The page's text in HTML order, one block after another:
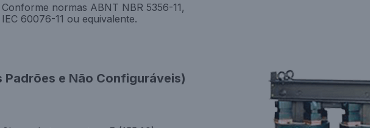
Conforme normas ABNT NBR 5356-11,
IEC 60076-11 ou equivalente.
e Não Configuráveis)